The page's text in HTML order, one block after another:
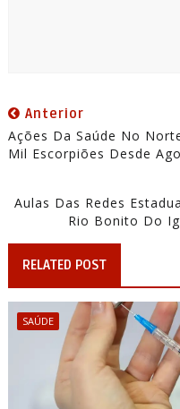
Anterior
Ações Da Saúde No
Mil Escorpiões Desde
Aulas Das Redes
Rio Bonito Do
RELATED POST
SAÚDE